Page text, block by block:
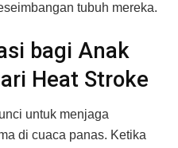
tubuh mereka.
bagi Anak
Heat Stroke
untuk menjaga
di cuaca panas. Ketika